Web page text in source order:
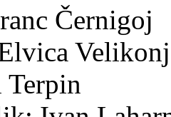
Černigoj
Terpin